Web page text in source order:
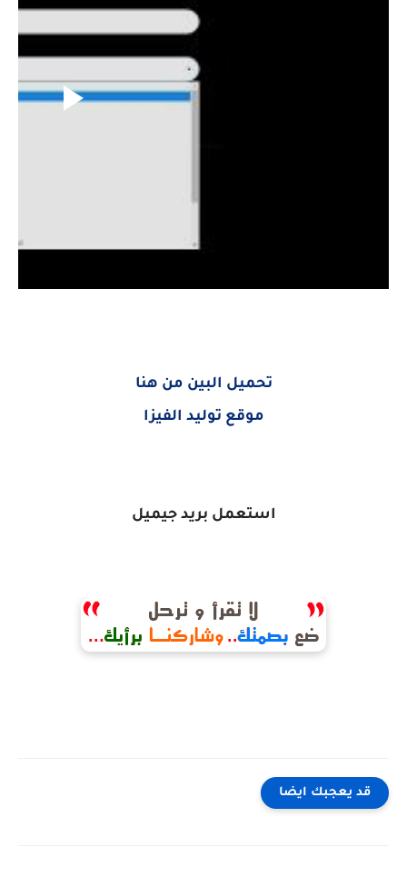
تحميل البين من هنا
موقع توليد الفيزا
استعمل بريد جيميل
قد يعجبك ايضا